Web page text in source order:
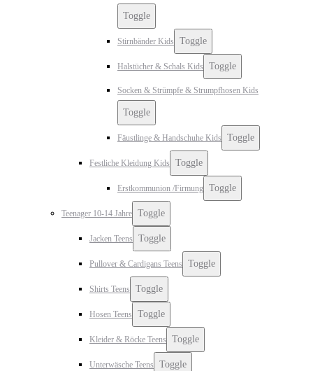
Toggle
Stirnbänder Kids Toggle
Halstücher & Schals Kids Toggle
Socken & Strümpfe & Strumpfhosen Kids
Toggle
Fäustlinge & Handschuhe Kids Toggle
Festliche Kleidung Kids Toggle
Erstkommunion /Firmung Toggle
Teenager 10-14 Jahre Toggle
Jacken Teens Toggle
Pullover & Cardigans Teens Toggle
Shirts Teens Toggle
Hosen Teens Toggle
Kleider & Röcke Teens Toggle
Unterwäsche Teens Toggle